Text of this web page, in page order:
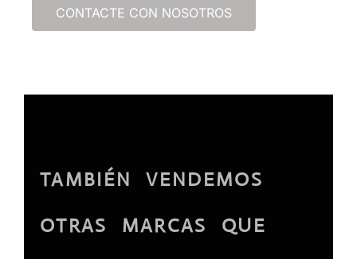
CONTACTE CON NOSOTROS
TAMBIÉN VENDEMOS
OTRAS MARCAS QUE